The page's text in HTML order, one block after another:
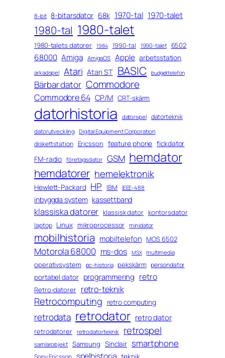
8-bit 8-bitarsdator 68k 1970-tal 1970-talet
1980-tal 1980-talet
1980-talets datorer 1984 1990-tal 1990-talet 6502
68000 Amiga AmigaOS Apple arbetsstation
arkadspel Atari Atari ST BASIC budgettelefon
Bärbar dator Commodore
Commodore 64 CP/M CRT-skärm
datorhistoria datorspel datorteknik
datorutveckling Digital Equipment Corporation
diskettstation Ericsson feature phone fickdator
FM-radio
företagsdator GSM hemdator
hemdatorer hemelektronik
Hewlett-Packard HP IBM IEEE-488
inbyggda system kassettband
klassiska datorer klassisk dator kontorsdator
laptop Linux mikroprocessor minidator
mobilhistoria mobiltelefon MOS 6502
Motorola 68000 ms-dos MSX multimedia
operativsystem pc-historia pekskärm persondator
portabel dator programmering retro
Retro-datorer retro-teknik
Retrocomputing retro computing
retrodata retrodator retro dator
retrodatorer retrodatorteknik retrospel
samlarobjekt Samsung Sinclair smartphone